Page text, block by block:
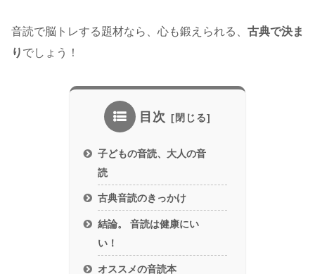
音読で脳トレする題材なら、心も鍛えられる、 古典で決ま
り でしょう！
目次
子どもの音読、大人の音
読
古典音読のきっかけ
結論。 音読は健康にい
い！
オススメの音読本